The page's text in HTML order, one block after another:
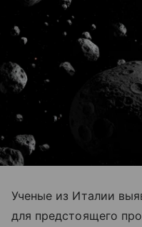
Ученые из Италии
для предстоящего